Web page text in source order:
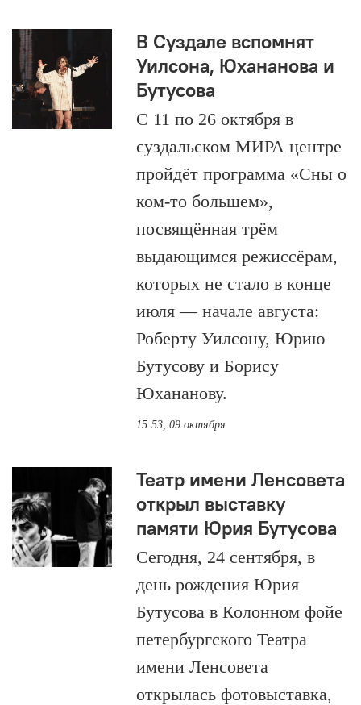
В Суздале вспомнят
Уилсона, Юханaнова и
Бутусова
С 11 по 26 октября в
суздальском МИРА центре
пройдёт программа «Сны о
ком-то большем»,
посвящённая трём
выдающимся режиссёрам,
которых не стало в конце
июля — начале августа:
Роберту Уилсону, Юрию
Бутусову и Борису
Юхананову.
15:53, 09 октября
Театр имени Ленсовета
открыл выставку
памяти Юрия Бутусова
Сегодня, 24 сентября, в
день рождения Юрия
Бутусова в Колонном фойе
петербургского Театра
имени Ленсовета
открылась фотовыставка,